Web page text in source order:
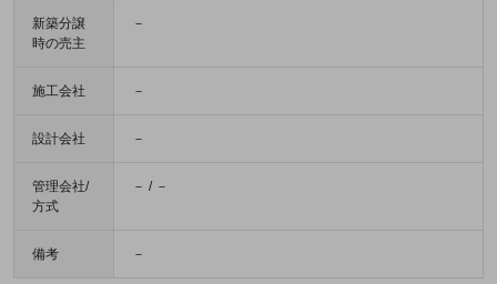
新築分譲
時の売主
－
施工会社 －
設計会社 －
管理会社/
方式
－ / －
備考 －